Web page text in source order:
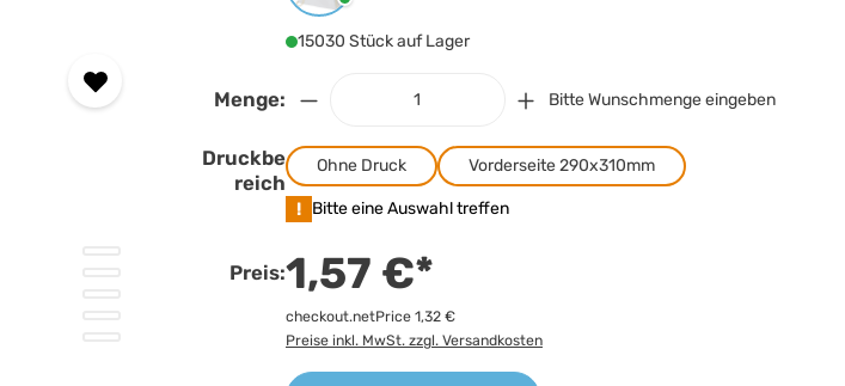
15030 Stück auf Lager
Menge: Bitte Wunschmenge eingeben
Druckbe
reich
Ohne Druck Vorderseite 290x310mm
! Bitte eine Auswahl treffen
Preis:1,57 €*
checkout.netPrice 1,32 €
Preise inkl. MwSt. zzgl. Versandkosten